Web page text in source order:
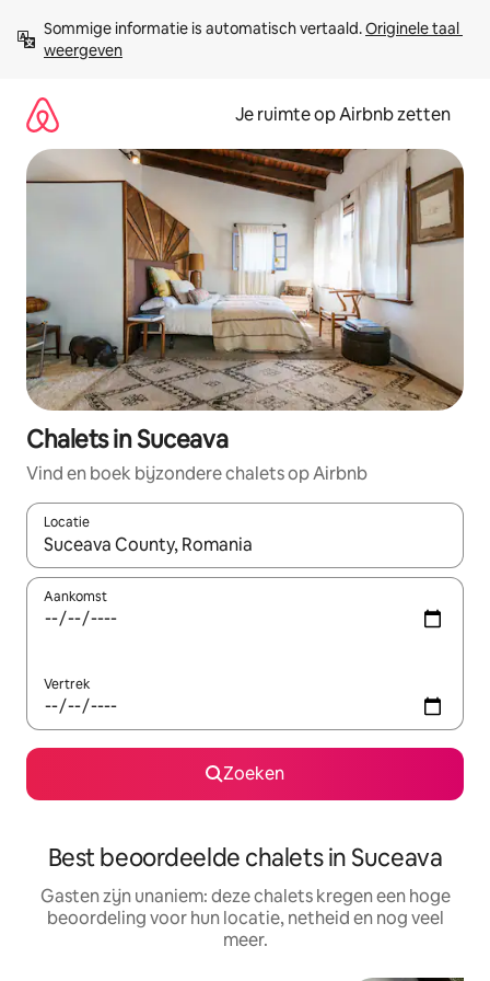
direct
naar
Sommige informatie is automatisch vertaald. Originele taal
weergeven
Je ruimte op Airbnb zetten
Chalets in Suceava
Vind en boek bijzondere chalets op Airbnb
Locatie
Wanneer er suggesties beschikbaar zijn, maak je een keuze
Aankomst
Vertrek
Zoeken
Best beoordeelde chalets in Suceava
Gasten zijn unaniem: deze chalets kregen een hoge
beoordeling voor hun locatie, netheid en nog veel
meer.